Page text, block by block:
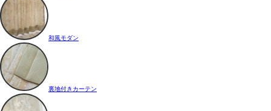
和風モダン
裏地付きカーテン